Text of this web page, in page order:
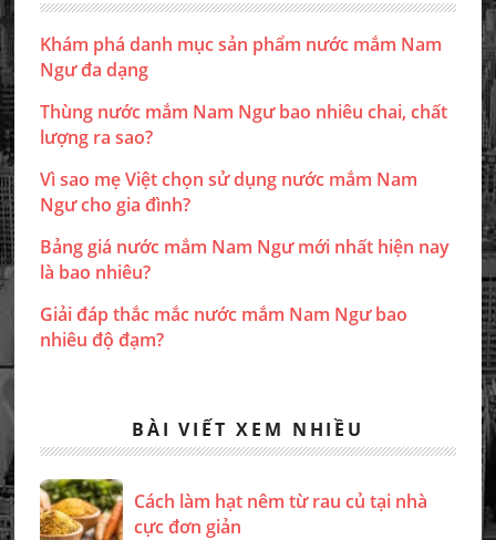
Khám phá danh mục sản phẩm nước mắm Nam
Ngư đa dạng
Thùng nước mắm Nam Ngư bao nhiêu chai, chất
lượng ra sao?
Vì sao mẹ Việt chọn sử dụng nước mắm Nam
Ngư cho gia đình?
Bảng giá nước mắm Nam Ngư mới nhất hiện nay
là bao nhiêu?
Giải đáp thắc mắc nước mắm Nam Ngư bao
nhiêu độ đạm?
BÀI VIẾT XEM NHIỀU
Cách làm hạt nêm từ rau củ tại nhà
cực đơn giản